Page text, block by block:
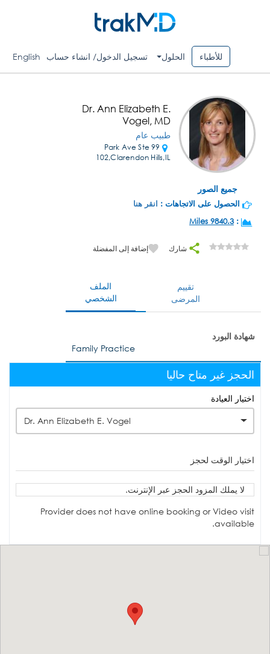
للأطباء الحلول تسجيل الدخول/ انشاء حساب English
جميع الصور
Dr. Ann Elizabeth E.
Vogel, MD
طبيب عام
99 Park Ave Ste
102,Clarendon Hills,IL
الحصول على الاتجاهات : انقر هنا
:
9840.3 Miles
شارك إضافة إلى المفضلة
الملف
الشخصي
تقييم
المرضى
شهادة البورد
Family Practice
الحجز غير متاح حاليا
اختيار العيادة
Dr. Ann Elizabeth E. Vogel
اختيار الوقت لحجز
لا يملك المزود الحجز عبر الإنترنت.
Provider does not have online booking or Video visit
available.